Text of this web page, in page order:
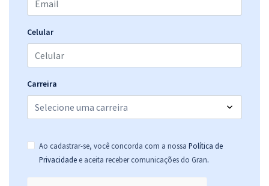
Celular
Carreira
Ao cadastrar-se, você concorda com a nossa Política de
Privacidade e aceita receber comunicações do Gran.